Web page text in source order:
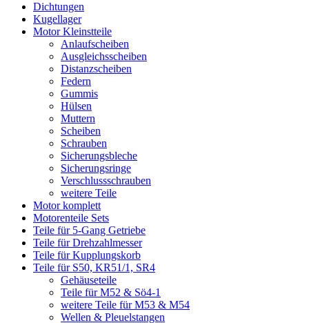
Dichtungen
Kugellager
Motor Kleinstteile
Anlaufscheiben
Ausgleichsscheiben
Distanzscheiben
Federn
Gummis
Hülsen
Muttern
Scheiben
Schrauben
Sicherungsbleche
Sicherungsringe
Verschlussschrauben
weitere Teile
Motor komplett
Motorenteile Sets
Teile für 5-Gang Getriebe
Teile für Drehzahlmesser
Teile für Kupplungskorb
Teile für S50, KR51/1, SR4
Gehäuseteile
Teile für M52 & Sö4-1
weitere Teile für M53 & M54
Wellen & Pleuelstangen